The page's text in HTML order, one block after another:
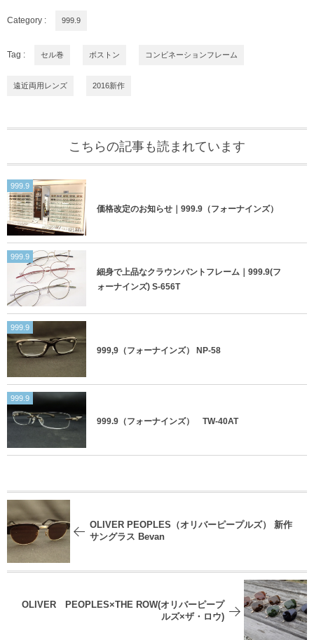
Category : 999.9
Tag : セル巻 ボストン コンビネーションフレーム
遠近両用レンズ 2016新作
こちらの記事も読まれています
999.9
価格改定のお知らせ｜999.9（フォーナインズ）
999.9
細身で上品なクラウンパントフレーム｜999.9(フ
ォーナインズ) S-656T
999.9
999,9（フォーナインズ） NP-58
999.9
999.9（フォーナインズ） TW-40AT
OLIVER PEOPLES（オリバーピープルズ） 新作
サングラス Bevan
OLIVER PEOPLES×THE ROW(オリバーピープ
ルズ×ザ・ロウ)